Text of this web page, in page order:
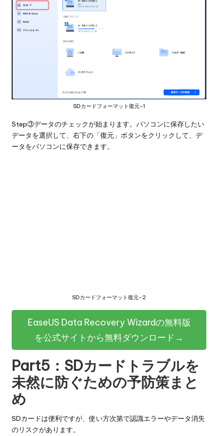
SDカードフォーマット復元-1
Step③データのチェックが始まります。パソコンに保存したい
データを選択して、右下の「復元」ボタンをクリックして、デ
ータをパソコンに保存できます。
SDカードフォーマット復元-2
EaseUS Data Recovery Wizardの無料版
を公式サイトから無料ダウンロード→
Part5：SDカードトラブルを
未然に防ぐための予防策まと
め
SDカードは便利ですが、使い方次第で認識エラーやデータ消失
のリスクがあります。